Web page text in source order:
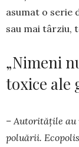
asu­mat o serie
sau mai târziu,
„Nimeni
toxice ale
– Autoritățile au
poluării.